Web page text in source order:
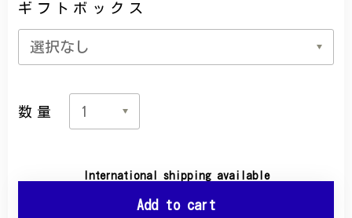
ギフトボックス
数量
International shipping available
Add to cart